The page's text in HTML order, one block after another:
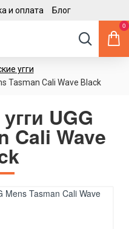
и оплата Блог
0
угги
Tasman Cali Wave Black
UGG
Cali Wave